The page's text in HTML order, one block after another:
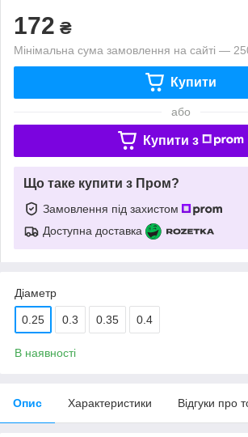
172 ₴
Мінімальна сума замовлення на сайті —
Купити
або
Купити з
Що таке купити з Пром?
Замовлення під захистом
Доступна доставка
Діаметр
0.25 0.3 0.35 0.4
В наявності
Опис Характеристики Відгуки про